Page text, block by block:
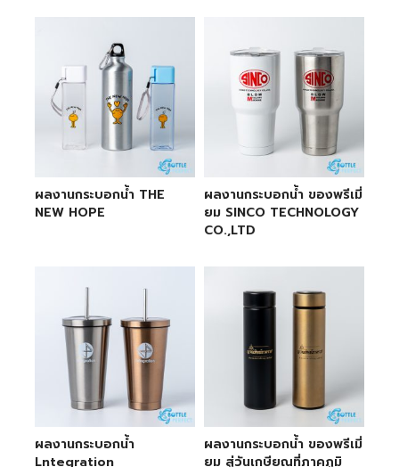
ผลงานกระบอกน้ำ THE
NEW HOPE
ผลงานกระบอกน้ำ ของพรีเมี่
ยม SINCO TECHNOLOGY
CO.,LTD
ผลงานกระบอกน้ำ
Lntegration
ผลงานกระบอกน้ำ ของพรีเมี่
ยม สู่วันเกษียณที่ภาคภูมิ